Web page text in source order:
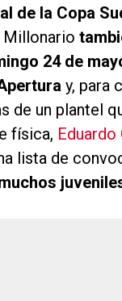
de la Copa
Millonario
24 de
y, para
de un plantel
física,
lista de